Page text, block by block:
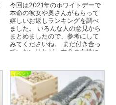
今回は2021年のホワイトデーで
本命の彼女や奥さんがもらって
嬉しいお返しランキングを調べ
ました。 いろんな人の意見から
まとめましたので、参考にして
みてくださいね。 まだ付き合っ
ていないけれど、本命の女性に
イベント